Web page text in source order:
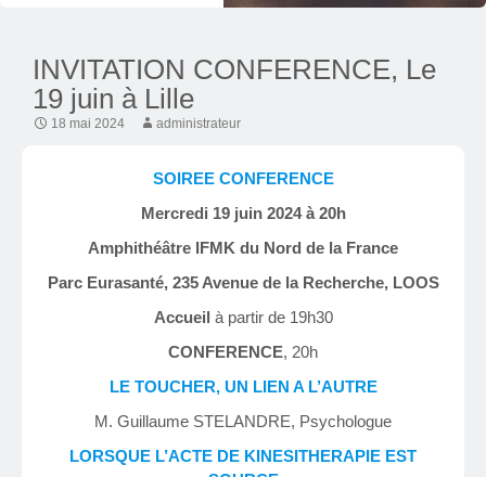
content
INVITATION CONFERENCE, Le
19 juin à Lille
18 mai 2024 administrateur
SOIREE CONFERENCE
Mercredi 19 juin 2024 à 20h
Amphithéâtre IFMK du Nord de la France
Parc Eurasanté, 235 Avenue de la Recherche, LOOS
Accueil à partir de 19h30
CONFERENCE, 20h
LE TOUCHER, UN LIEN A L’AUTRE
M. Guillaume STELANDRE, Psychologue
LORSQUE L’ACTE DE KINESITHERAPIE EST